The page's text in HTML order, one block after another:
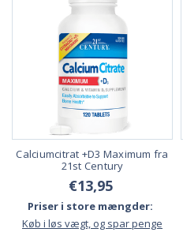
Calciumcitrat +D3 Maximum fra
21st Century
€13,95
Priser i store mængder:
Køb i løs vægt, og spar penge